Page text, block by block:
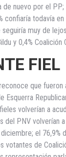
nuevo por el PP;
confiaría todavía
muy de
y 0,4% Coalición
FIEL
que fueron
Esquerra
volverían a
del PNV volverían
el 76,9%
votantes de